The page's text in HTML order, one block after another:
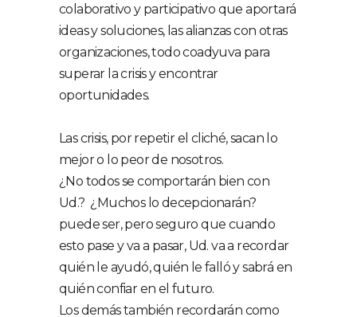
colaborativo y participativo que aportará
ideas y soluciones, las alianzas con otras
organizaciones, todo coadyuva para
superar la crisis y encontrar
oportunidades.
Las crisis, por repetir el cliché, sacan lo
mejor o lo peor de nosotros.
¿No todos se comportarán bien con
Ud.? ¿Muchos lo decepcionarán?
puede ser, pero seguro que cuando
esto pase y va a pasar, Ud. va a recordar
quién le ayudó, quién le falló y sabrá en
quién confiar en el futuro.
Los demás también recordarán como